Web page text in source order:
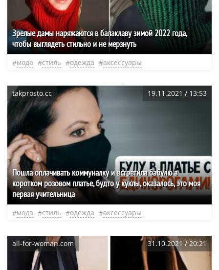
Зрелые дамы наряжаются в балаклаву зимой 2022 года,
чтобы выглядеть стильно и не мерзнуть
мода стиль одежда аксессуары
takprosto.cc 19.11.2021 / 13:53
Пошла оплачивать коммуналку и встретила бабулю в
коротком розовом платье, будто у куклы, оказалось, это моя
первая учительница
мода стиль одежда аксессуары
all-for-woman.com 31.10.2021 / 20:21